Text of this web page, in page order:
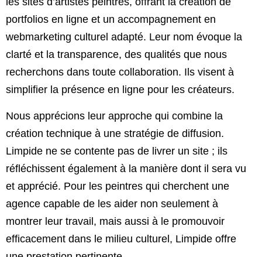
portfolios en ligne et un accompagnement en
webmarketing culturel adapté. Leur nom évoque la
clarté et la transparence, des qualités que nous
recherchons dans toute collaboration. Ils visent à
simplifier la présence en ligne pour les créateurs.
Nous apprécions leur approche qui combine la
création technique à une stratégie de diffusion.
Limpide ne se contente pas de livrer un site ; ils
réfléchissent également à la manière dont il sera vu
et apprécié. Pour les peintres qui cherchent une
agence capable de les aider non seulement à
montrer leur travail, mais aussi à le promouvoir
efficacement dans le milieu culturel, Limpide offre